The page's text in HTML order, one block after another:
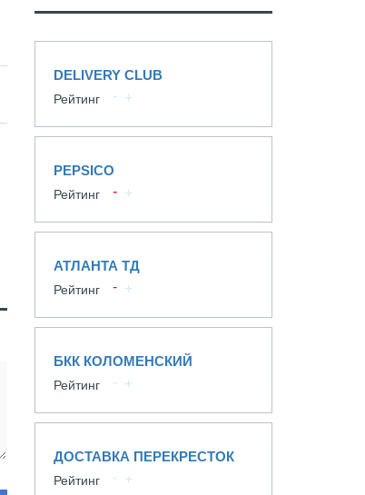
DELIVERY CLUB
Рейтинг
PEPSICO
Рейтинг
АТЛАНТА ТД
Рейтинг
БКК КОЛОМЕНСКИЙ
Рейтинг
ДОСТАВКА ПЕРЕКРЕСТОК
Рейтинг